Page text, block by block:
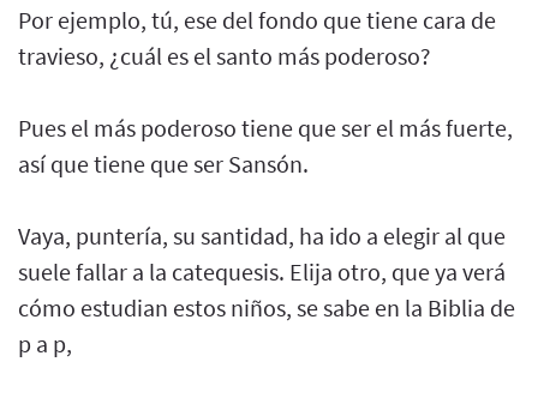
Por ejemplo, tú, ese del fondo que tiene cara de
travieso, ¿cuál es el santo más poderoso?
Pues el más poderoso tiene que ser el más fuerte,
así que tiene que ser Sansón.
Vaya, puntería, su santidad, ha ido a elegir al que
suele fallar a la catequesis. Elija otro, que ya verá
cómo estudian estos niños, se sabe en la Biblia de
p a p,